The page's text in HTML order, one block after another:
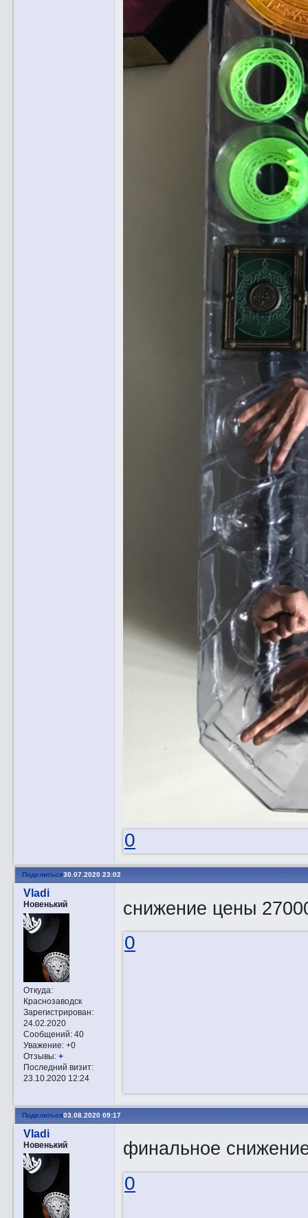
0
Поделиться30.07.2020 23:02
Vladi
Новенький
Откуда:
Краснозаводск
Зарегистрирован:
24.02.2020
Сообщений:40
Уважение: +0
Отзывы: +
Последний визит:
23.10.2020 12:24
снижение цены
0
Поделиться03.08.2020 09:17
Vladi
Новенький
финальное
0